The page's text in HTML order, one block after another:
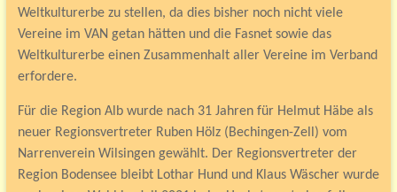
Weltkulturerbe zu stellen, da dies bisher noch nicht viele
Vereine im VAN getan hätten und die Fasnet sowie das
Weltkulturerbe einen Zusammenhalt aller Vereine im Verband
erfordere.
Für die Region Alb wurde nach 31 Jahren für Helmut Häbe als
neuer Regionsvertreter Ruben Hölz (Bechingen-Zell) vom
Narrenverein Wilsingen gewählt. Der Regionsvertreter der
Region Bodensee bleibt Lothar Hund und Klaus Wäscher wurde